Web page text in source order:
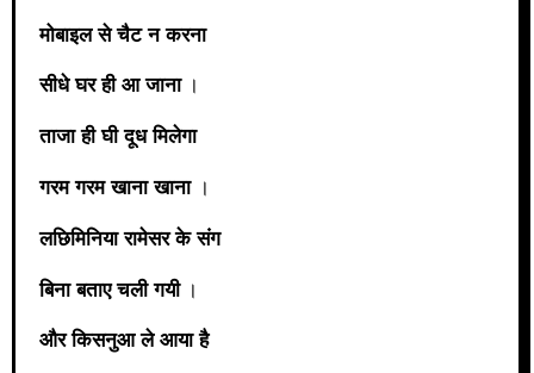
मोबाइल से चैट न करना
सीधे घर ही आ जाना।
ताजा ही घी दूध मिलेगा
गरम गरम खाना खाना ।
लछिमिनिया रामेसर के संग
बिना बताए चली गयी।
और किसनुआ ले आया है